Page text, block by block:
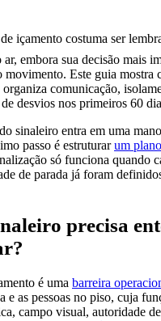
içamento costuma ser
ar, embora sua decisão mais
movimento. Este guia mostra
organiza comunicação,
desvios nos primeiros 60
sinaleiro entra em uma
passo é estruturarum
só funciona quando
de parada já foram
precisa
é uma barreira
e as pessoas no piso, cuja
campo visual, autoridade